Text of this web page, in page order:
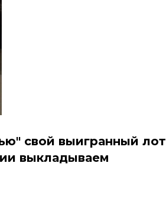
свой выигранный лот
выкладываем